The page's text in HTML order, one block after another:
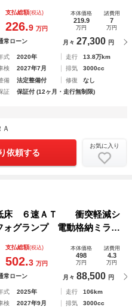
・極東６００ｋｇアーム式
・車輛総重量４６７５ｋｇ
支払総額(税込)
226.9 万円
本体価格
219.9
万円
諸費用
7
万円
常ローン 月々 27,300 円
式 2020年 走行
13.8万km
検
2027年7月 排気
3000cc
備
法定整備付 修復
なし
証
保証付 (12ヶ月・走行無制限)
依頼する
お気に入り
床 ６速ＡＴ 衝突軽減シ
ォグランプ 電動格納ミラ
道発進補助 バックカメ
支払総額(税込)
502.3 万円
本体価格
498
万円
諸費用
4.3
万円
常ローン 月々 88,500 円
式 2025年 走行
106km
検
2027年9月 排気
3000cc